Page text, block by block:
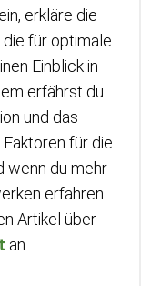
erkläre die
die für optimale
Einblick in
erfährst du
und das
für die
wenn du mehr
erfahren
Artikel über
an.